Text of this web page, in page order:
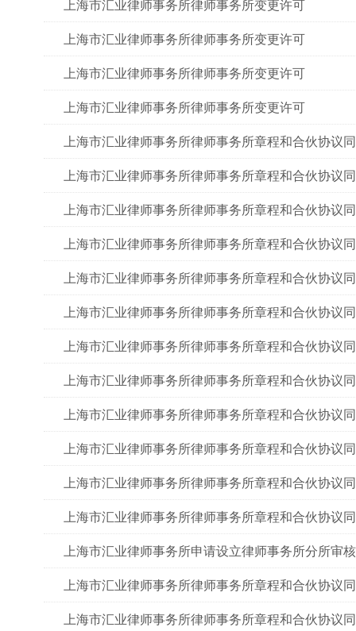
上海市汇业律师事务所律师事务所变更许可
上海市汇业律师事务所律师事务所变更许可
上海市汇业律师事务所律师事务所变更许可
上海市汇业律师事务所律师事务所变更许可
上海市汇业律师事务所律师事务所章程和合伙协议
上海市汇业律师事务所律师事务所章程和合伙协议
上海市汇业律师事务所律师事务所章程和合伙协议
上海市汇业律师事务所律师事务所章程和合伙协议
上海市汇业律师事务所律师事务所章程和合伙协议
上海市汇业律师事务所律师事务所章程和合伙协议
上海市汇业律师事务所律师事务所章程和合伙协议
上海市汇业律师事务所律师事务所章程和合伙协议
上海市汇业律师事务所律师事务所章程和合伙协议
上海市汇业律师事务所律师事务所章程和合伙协议
上海市汇业律师事务所律师事务所章程和合伙协议
上海市汇业律师事务所律师事务所章程和合伙协议
上海市汇业律师事务所申请设立律师事务所分所审
上海市汇业律师事务所律师事务所章程和合伙协议
上海市汇业律师事务所律师事务所章程和合伙协议